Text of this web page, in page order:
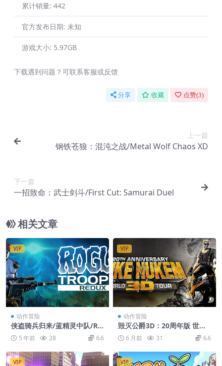
累计销量: 442
官方发布日期: 未知
游戏大小: 5.97GB
下载遇到问题？可联系客服或反馈
分享 收藏 点赞(3)
上一篇
钢铁苍狼：混沌之战/Metal Wolf Chaos XD
下一篇
一招致命：武士剑斗/First Cut: Samurai Duel
相关文章
VIP
动作冒险
侠盗骑兵归来/蓝精灵中队/Ro
gue Trooper Redux
5 年前 28 6.6
VIP
动作冒险
毁灭公爵3D：20周年版 世界
巡回/Duke Nukem 3D: 20th
Anniversary World Tour
6 月前 31 6.6
VIP VIP